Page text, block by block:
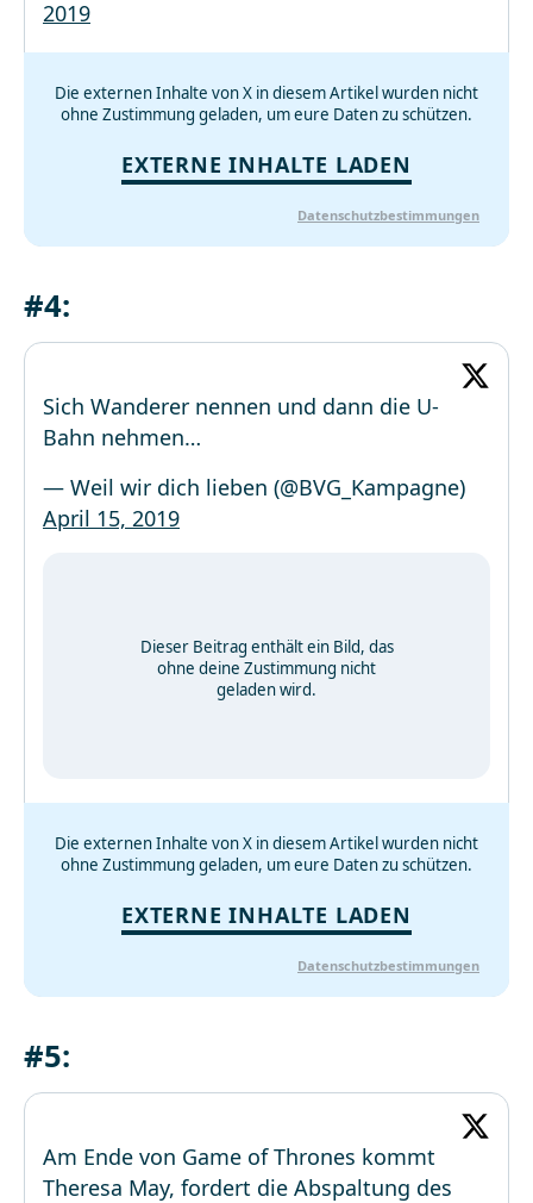
2019
Die externen Inhalte von X in diesem Artikel wurden nicht
ohne Zustimmung geladen, um eure Daten zu schützen.
EXTERNE INHALTE LADEN
Datenschutzbestimmungen
#4:
Sich Wanderer nennen und dann die U-
Bahn nehmen…
— Weil wir dich lieben (@BVG_Kampagne)
April 15, 2019
Dieser Beitrag enthält ein Bild, das
ohne deine Zustimmung nicht
geladen wird.
Die externen Inhalte von X in diesem Artikel wurden nicht
ohne Zustimmung geladen, um eure Daten zu schützen.
EXTERNE INHALTE LADEN
Datenschutzbestimmungen
#5:
Am Ende von Game of Thrones kommt
Theresa May, fordert die Abspaltung des